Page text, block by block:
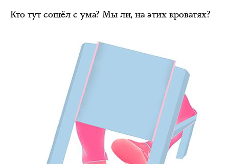
Кто тут сошёл с ума? Мы ли, на этих кроватях?